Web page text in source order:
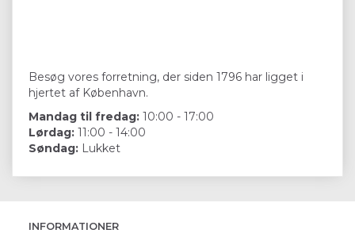
Besøg vores forretning, der siden 1796 har ligget i
hjertet af København.
Mandag til fredag: 10:00 - 17:00
Lørdag: 11:00 - 14:00
Søndag: Lukket
INFORMATIONER